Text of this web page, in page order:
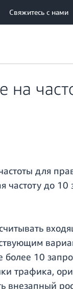
Свяжитесь с нами
на
для
частоту до
более 10
трафика,
внезапный